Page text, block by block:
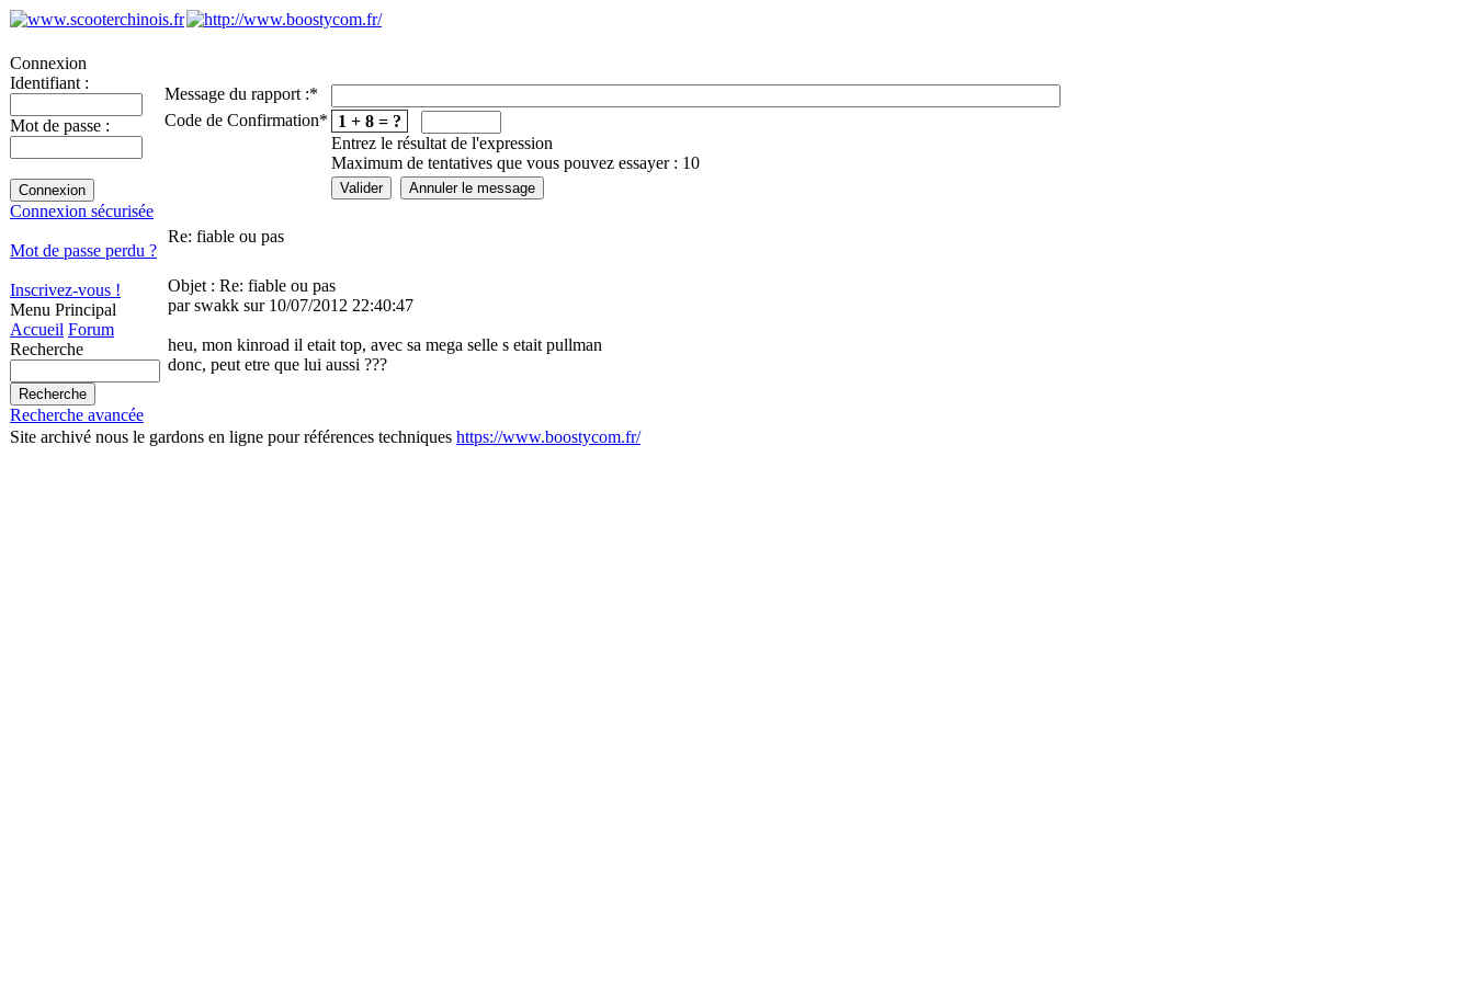
Connexion
Identifiant :
Mot de passe :
Connexion sécurisée
Mot de passe perdu ?
Inscrivez-vous !
Menu Principal
Accueil Forum
Recherche
Recherche avancée
Message du rapport :*
Code de Confirmation*
1 + 8 = ?
Entrez le résultat de l'expression
Maximum de tentatives que vous pouvez essayer : 10
Re: fiable ou pas
Objet : Re: fiable ou pas
par swakk sur 10/07/2012 22:40:47
heu, mon kinroad il etait top, avec sa mega selle s etait pullman
donc, peut etre que lui aussi ???
Site archivé nous le gardons en ligne pour références techniques https://www.boostycom.fr/